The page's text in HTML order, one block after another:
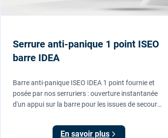
Serrure anti-panique 1 point ISEO
barre IDEA
Barre anti-panique ISEO IDEA 1 point fournie et
posée par nos serruriers : ouverture instantanée
d'un appui sur la barre pour les issues de secours
En savoir plus